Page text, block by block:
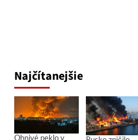
Najčítanejšie
Ohnivé peklo v